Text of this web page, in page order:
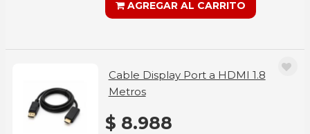
AGREGAR AL CARRITO
Cable Display Port a HDMI 1.8
Metros
$ 8.988